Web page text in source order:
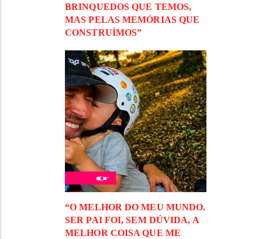
BRINQUEDOS QUE TEMOS,
MAS PELAS MEMÓRIAS QUE
CONSTRUÍMOS”
“O MELHOR DO MEU MUNDO.
SER PAI FOI, SEM DÚVIDA, A
MELHOR COISA QUE ME